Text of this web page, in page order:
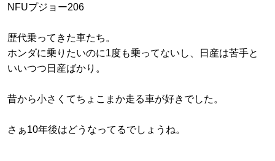
NFUプジョー206
歴代乗ってきた車たち。
ホンダに乗りたいのに1度も乗ってないし、日産は苦手と
いいつつ日産ばかり。
昔から小さくてちょこまか走る車が好きでした。
さぁ10年後はどうなってるでしょうね。